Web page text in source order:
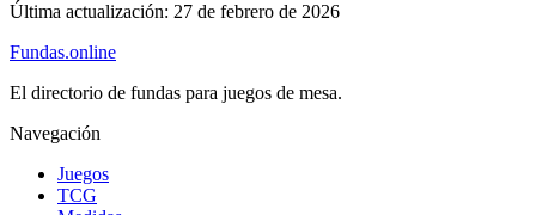
Última actualización: 27 de febrero de 2026
Fundas.online
El directorio de fundas para juegos de mesa.
Navegación
Juegos
TCG